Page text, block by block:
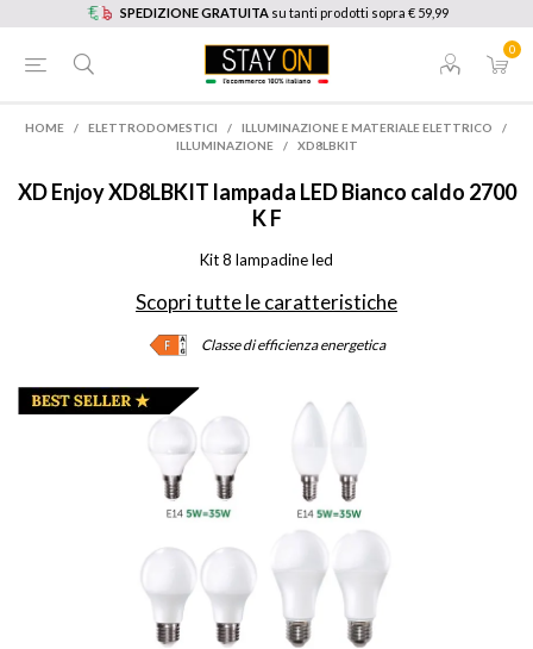
SPEDIZIONE GRATUITA su tanti prodotti sopra € 59,99
0
HOME / ELETTRODOMESTICI / ILLUMINAZIONE E MATERIALE ELETTRICO
/
ILLUMINAZIONE
/ XD8LBKIT
XD EnjoyXD8LBKIT lampada LED Bianco caldo 2700
K F
Kit 8 lampadine led
Scopri tutte le caratteristiche
Classe di efficienza energetica